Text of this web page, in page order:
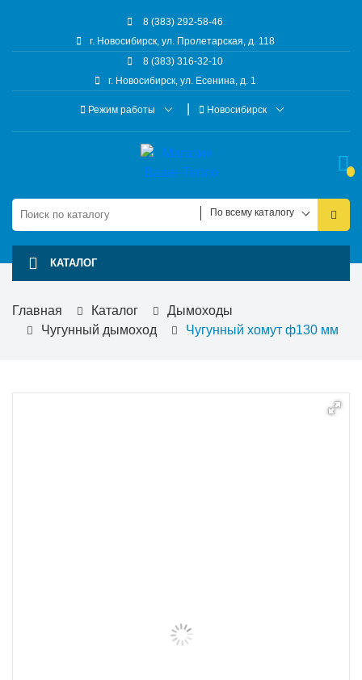
8 (383) 292-58-46
г. Новосибирск, ул. Пролетарская, д. 118
8 (383) 316-32-10
г. Новосибирск, ул. Есенина, д. 1
Режим работы Новосибирск
По всему каталогу
КАТАЛОГ
Главная Каталог
Дымоходы
Чугунный дымоход
Чугунный хомут ф130 мм